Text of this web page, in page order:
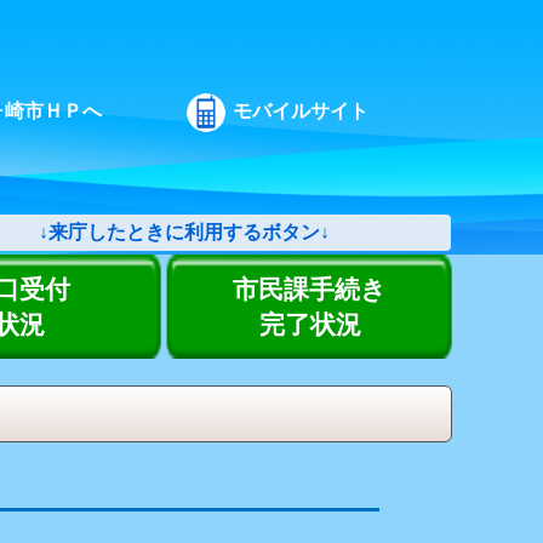
崎市ＨＰへ モバイルサイト
↓来庁したときに利用するボタン↓
受付
況
市民課手続き
完了状況